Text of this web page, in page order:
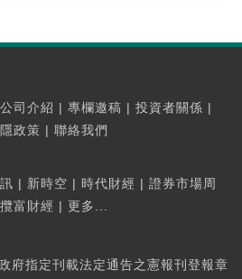
公司介紹 | 專欄邀稿 | 投資者關係 |
政策 | 聯絡我們
| 新時空 | 時代財經 | 證券市場周
攬富財經 | 更多...
府指定刊載法定通告之憲報刊登報章